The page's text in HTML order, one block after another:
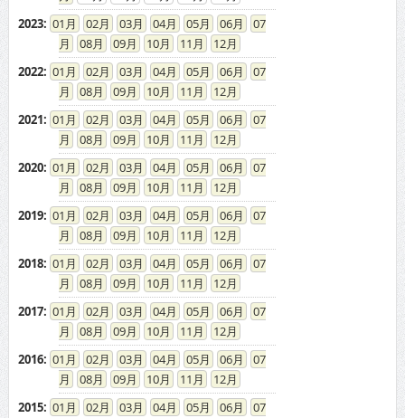
2023: 01 02 03 04 05 06
07
08
09 10 11
12
2022: 01 02 03 04 05 06
07
08
09 10 11
12
2021: 01 02 03 04 05 06
07
08
09 10 11
12
2020: 01 02 03 04 05 06
07
08
09 10 11
12
2019: 01 02 03 04 05 06
07
08
09 10 11
12
2018: 01 02 03 04 05 06
07
08
09 10 11
12
2017: 01 02 03 04 05 06
07
08
09 10 11
12
2016: 01 02 03 04 05 06
07
08
09 10 11
12
2015: 01 02 03 04 05 06
07